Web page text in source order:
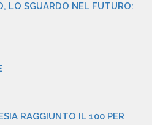
LO SGUARDO NEL FUTURO:
RAGGIUNTO IL 100 PER